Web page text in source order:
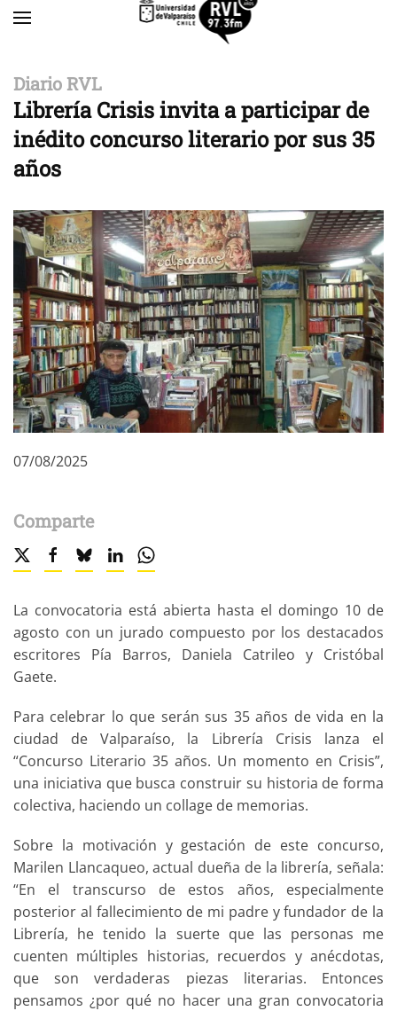
Diario RVL
Librería Crisis invita a participar de
inédito concurso literario por sus 35
años
07/08/2025
Comparte
La convocatoria está abierta hasta el domingo 10 de
agosto con un jurado compuesto por los destacados
escritores Pía Barros, Daniela Catrileo y Cristóbal
Gaete.
Para celebrar lo que serán sus 35 años de vida en la
ciudad de Valparaíso, la Librería Crisis lanza el
“Concurso Literario 35 años. Un momento en Crisis”,
una iniciativa que busca construir su historia de forma
colectiva, haciendo un collage de memorias.
Sobre la motivación y gestación de este concurso,
Marilen Llancaqueo, actual dueña de la librería, señala:
“En el transcurso de estos años, especialmente
posterior al fallecimiento de mi padre y fundador de la
Librería, he tenido la suerte que las personas me
cuenten múltiples historias, recuerdos y anécdotas,
que son verdaderas piezas literarias. Entonces
pensamos ¿por qué no hacer una gran convocatoria